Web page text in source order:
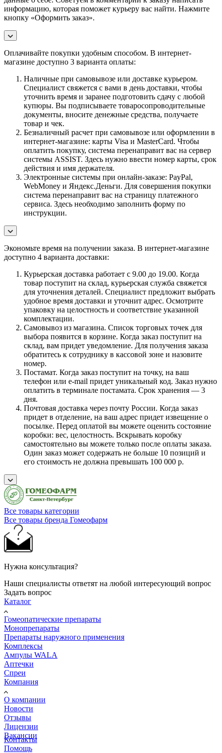
информацию, которая поможет курьеру вас найти. Нажмите
кнопку «Оформить заказ».
Оплачивайте покупки удобным способом. В интернет-
магазине доступно 3 варианта оплаты:
Наличные при самовывозе или доставке курьером.
Специалист свяжется с вами в день доставки, чтобы
уточнить время и заранее подготовить сдачу с любой
купюры. Вы подписываете товаросопроводительные
документы, вносите денежные средства, получаете
товар и чек.
Безналичный расчет при самовывозе или оформлении в
интернет-магазине: карты Visa и MasterCard. Чтобы
оплатить покупку, система перенаправит вас на сервер
системы ASSIST. Здесь нужно ввести номер карты, срок
действия и имя держателя.
Электронные системы при онлайн-заказе: PayPal,
WebMoney и Яндекс.Деньги. Для совершения покупки
система перенаправит вас на страницу платежного
сервиса. Здесь необходимо заполнить форму по
инструкции.
Экономьте время на получении заказа. В интернет-магазине
доступно 4 варианта доставки:
Курьерская доставка работает с 9.00 до 19.00. Когда
товар поступит на склад, курьерская служба свяжется
для уточнения деталей. Специалист предложит выбрать
удобное время доставки и уточнит адрес. Осмотрите
упаковку на целостность и соответствие указанной
комплектации.
Самовывоз из магазина. Список торговых точек для
выбора появится в корзине. Когда заказ поступит на
склад, вам придет уведомление. Для получения заказа
обратитесь к сотруднику в кассовой зоне и назовите
номер.
Постамат. Когда заказ поступит на точку, на ваш
телефон или e-mail придет уникальный код. Заказ нужно
оплатить в терминале постамата. Срок хранения — 3
дня.
Почтовая доставка через почту России. Когда заказ
придет в отделение, на ваш адрес придет извещение о
посылке. Перед оплатой вы можете оценить состояние
коробки: вес, целостность. Вскрывать коробку
самостоятельно вы можете только после оплаты заказа.
Один заказ может содержать не больше 10 позиций и
его стоимость не должна превышать 100 000 р.
Все товары категории
Все товары бренда Гомеофарм
Нужна консультация?
Наши специалисты ответят на любой интересующий вопрос
Задать вопрос
Каталог
Гомеопатические препараты
Монопрепараты
Препараты наружного применения
Комплексы
Ампулы WALA
Аптечки
Спреи
Компания
О компании
Новости
Отзывы
Лицензии
Вакансии
Контакты
Помощь